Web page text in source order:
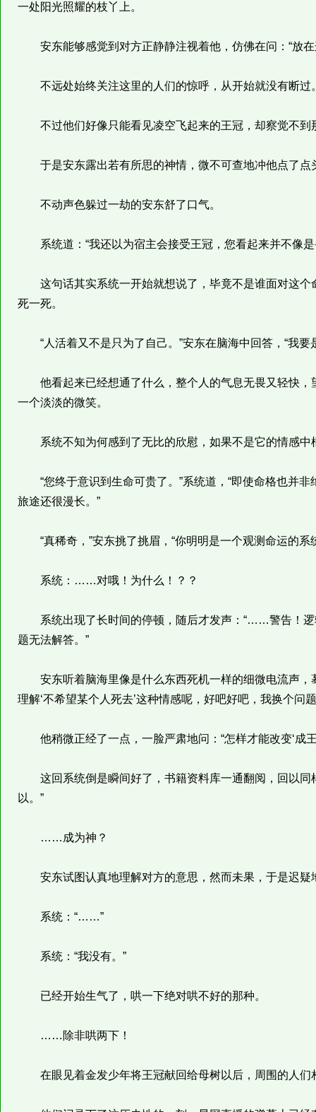
一处阳光照耀的枝丫上。
安东能够感觉到对方正静静注视着他，仿佛在问：“放在
不远处始终关注这里的人们的惊呼，从开始就没有断过
不过他们好像只能看见凌空飞起来的王冠，却察觉不到
于是安东露出若有所思的神情，微不可查地冲他点了点
不动声色躲过一劫的安东舒了口气。
系统道：“我还以为宿主会接受王冠，您看起来并不像是
这句话其实系统一开始就想说了，毕竟不是谁面对这个
死一死。
“人活着又不是只为了自己。”安东在脑海中回答，“我要
他看起来已经想通了什么，整个人的气息无畏又轻快，
一个淡淡的微笑。
系统不知为何感到了无比的欣慰，如果不是它的情感中
“您终于意识到生命可贵了。”系统道，“即使命格也并非
旅途还很漫长。”
“真稀奇，”安东挑了挑眉，“你明明是一个观测命运的系
系统：……对哦！为什么！？？
系统出现了长时间的停顿，随后才发声：“……警告！逻
题无法解答。”
安东听着脑海里像是什么东西死机一样的细微电流声，
理解‘不希望某个人死去’这种情感呢，好吧好吧，我换个问
他稍微正经了一点，一脸严肃地问：“怎样才能改变‘成王
这回系统倒是瞬间好了，书籍资料库一通翻阅，回以同
以。”
……成为神？
安东试图认真地理解对方的意思，然而未果，于是迟疑
系统：“……”
系统：“我没有。”
已经开始生气了，哄一下绝对哄不好的那种。
……除非哄两下！
在眼见着金发少年将王冠献回给母树以后，周围的人们